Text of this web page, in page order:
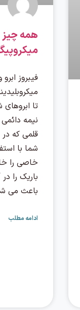
همه چیز
فیبروز
تا
نیمه
قلمی که در
شما با
خاصی را
باریک را
باعث می
ادامه مطلب